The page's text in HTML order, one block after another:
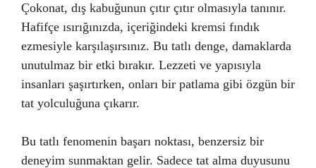
Çokonat, dış kabuğunun çıtır çıtır olmasıyla tanınır.
Hafifçe ısırığınızda, içeriğindeki kremsi fındık
ezmesiyle karşılaşırsınız. Bu tatlı denge, damaklarda
unutulmaz bir etki bırakır. Lezzeti ve yapısıyla
insanları şaşırtırken, onları bir patlama gibi özgün bir
tat yolculuğuna çıkarır.
Bu tatlı fenomenin başarı noktası, benzersiz bir
deneyim sunmaktan gelir. Sadece tat alma duyusunu